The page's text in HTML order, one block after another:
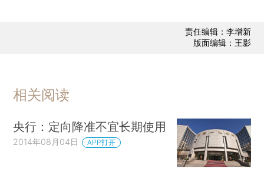
责任编辑：李增新
版面编辑：王影
相关阅读
央行：定向降准不宜长期使用
2014年08月04日 APP打开